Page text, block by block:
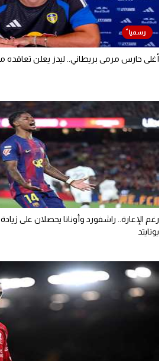
أغلى حارس مرمى بريطاني.. ليدز يعلن تعاقده
رغم الإعارة.. راشفورد وأونانا يحصلان على
يونايتد